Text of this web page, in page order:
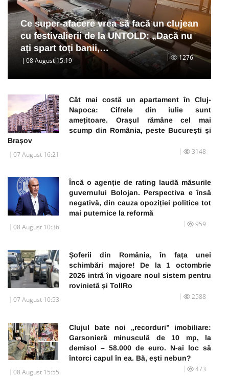
Ce super-afacere vrea să facă un clujean
cu festivalierii de la UNTOLD: „Dacă nu
ați spart toți banii,…
08 August 15:19 1276
Cât mai costă un apartament în Cluj-
Napoca: Cifrele din iulie sunt
amețitoare. Orașul rămâne cel mai
scump din România, peste București și
Brașov
07 August 16:21 3148
Încă o agenție de rating laudă măsurile
guvernului Bolojan. Perspectiva e însă
negativă, din cauza opoziției politice tot
mai puternice la reformă
08 August 10:36 959
Șoferii din România, în fața unei
schimbări majore! De la 1 octombrie
2026 intră în vigoare noul sistem pentru
rovinietă și TollRo
07 August 10:53 2588
Clujul bate noi „recorduri” imobiliare:
Garsonieră minusculă de 10 mp, la
demisol – 58.000 de euro. N-ai loc să
întorci capul în ea. Bă, ești nebun?
08 August 15:55 473